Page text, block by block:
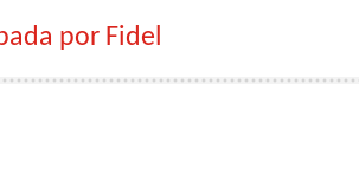
por Fidel